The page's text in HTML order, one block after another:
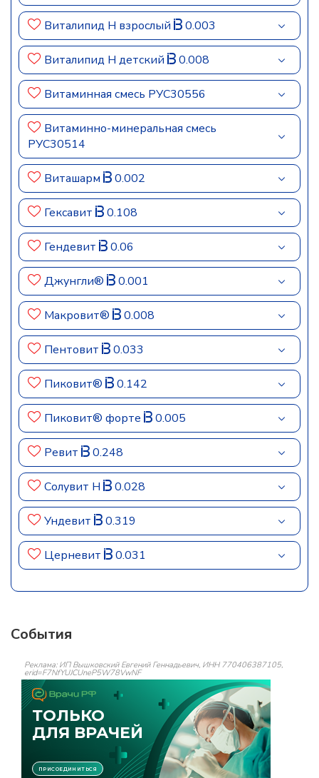
Виталипид Н взрослый 0.003
Виталипид Н детский 0.008
Витаминная смесь РУС30556
Витаминно-минеральная смесь
РУС30514
Виташарм 0.002
Гексавит 0.108
Гендевит 0.06
Джунгли® 0.001
Макровит® 0.008
Пентовит 0.033
Пиковит® 0.142
Пиковит® форте 0.005
Ревит 0.248
Солувит Н 0.028
Ундевит 0.319
Церневит 0.031
События
Реклама: ИП Вышковский Евгений Геннадьевич, ИНН 770406387105,
erid=F7NfYUJCUneP5W78VwNF